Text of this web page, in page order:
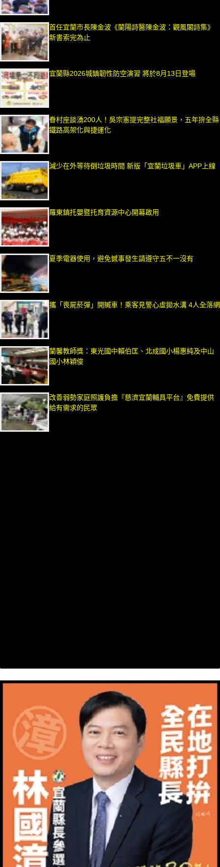
首任宜蘭市長陳金波《蘭陽詩醫陳金波：觀風閣詩集》
新書索完為止
宜蘭縣2026城鎮韌性防空演習 將於8月13日登場
眷村座談湧200人！吳宗憲提完整社福願景，五年拚全縣
鐵路高架化與捷運化
減少在外等待倒垃圾時間 新版「宜蘭垃圾車」APP上線
羅東鎮托嬰暨托育資源中心開幕啟用
夏季電器使用，避免憾事發生請遵守五不一沒有
攜「喪屍菸彈」開贓車！乘客見警心虛拋水溝 4人全落網
蘭馨教師獎：東光國中賴伯匡、北成國小楊惠純及中山
國小林穎俊
改善弱勢家庭照護負擔『慈濟宜蘭輔具平台』免費提供
給有需求的民眾